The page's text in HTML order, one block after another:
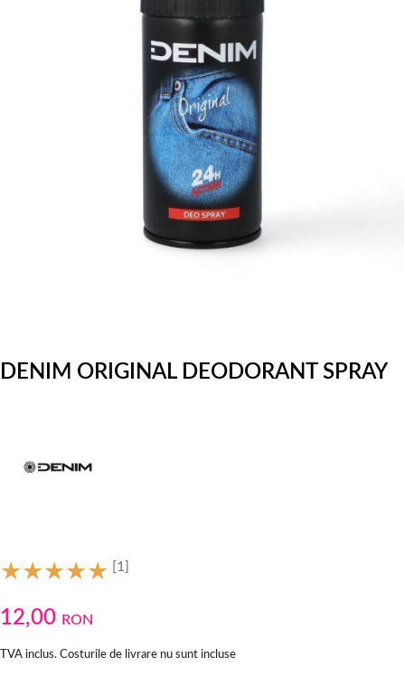
DENIM ORIGINAL DEODORANT SPRAY
[1]
12,00 RON
TVA inclus. Costurile de livrare nu sunt incluse